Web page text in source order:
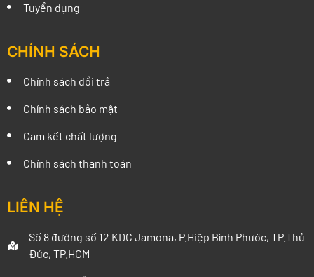
Tuyển dụng
CHÍNH SÁCH
Chính sách đổi trả
Chính sách bảo mật
Cam kết chất lượng
Chính sách thanh toán
LIÊN HỆ
Số 8 đường số 12 KDC Jamona, P.Hiệp Bình Phước, TP.Thủ
Đức, TP.HCM